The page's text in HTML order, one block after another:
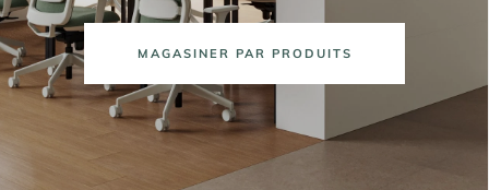
MAGASINER PAR PRODUITS